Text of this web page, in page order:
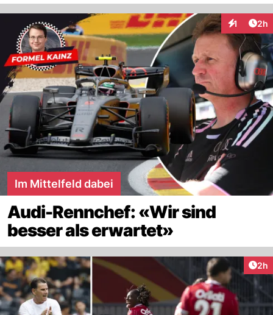
1 2h
Im Mittelfeld dabei
Audi-Rennchef: «Wir sind
besser als erwartet»
2h